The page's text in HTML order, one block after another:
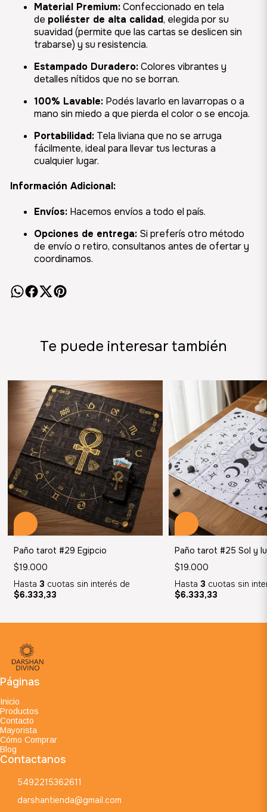
Material Premium:Confeccionado en tela
de poliéster de alta calidad, elegida por su
suavidad (permite que las cartas se deslicen sin
trabarse) y su resistencia.
Estampado Duradero:Colores vibrantes y
detalles nítidos que no se borran.
100% Lavable:Podés lavarlo en lavarropas o a
mano sin miedo a que pierda el color o se encoja.
Portabilidad:Tela liviana que no se arruga
fácilmente, ideal para llevar tus lecturas a
cualquier lugar.
Información Adicional:
Envíos:Hacemos envíos a todo el país.
Opciones de entrega:Si preferís otro método
de envío o retiro, consultanos antes de ofertar y
coordinamos.
Te puede interesar también
Paño tarot #29 Egipcio
$19.000
Hasta 3 cuotas sin interés de
$6.333,33
Paño tarot #25 Sol y
$19.000
Hasta3 cuotas sin
$6.333,33
Páginas
Inicio
Productos
Contacto
Mayorista
Cómo Comprar
Blog
Contactanos
5492215362611
darshantienda@gmail.com